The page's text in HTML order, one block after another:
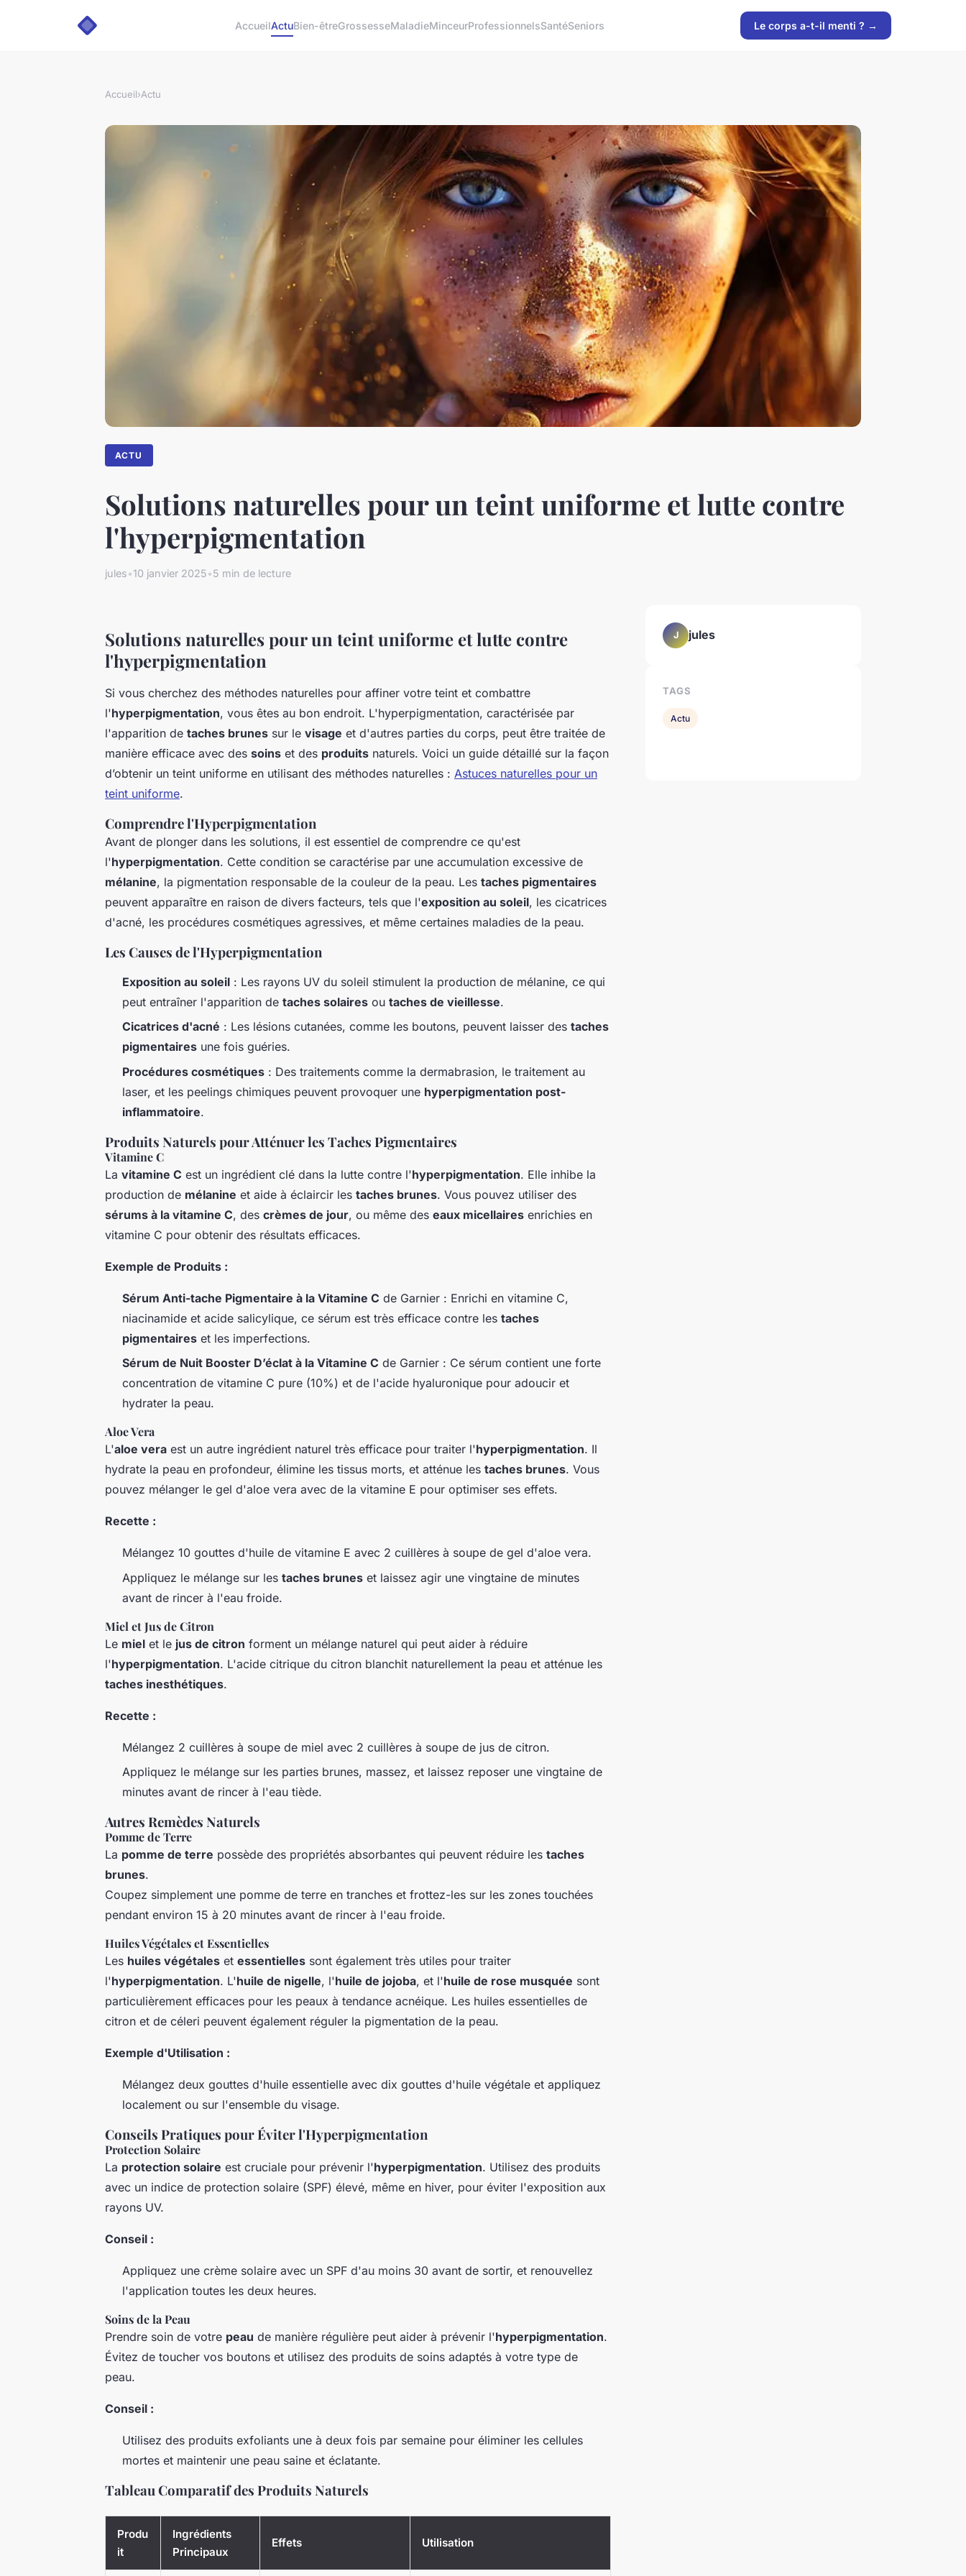
AccueilActuBien-êtreGrossesseMaladieMinceurProfessionnelsSantéSeniors Le corps a-t-il menti ? →
Accueil›Actu
ACTU
Solutions naturelles pour un teint uniforme et lutte contre
l'hyperpigmentation
jules•10 janvier 2025•5 min de lecture
Solutions naturelles pour un teint uniforme et lutte contre
l'hyperpigmentation
Si vous cherchez des méthodes naturelles pour affiner votre teint et combattre
l'hyperpigmentation, vous êtes au bon endroit. L'hyperpigmentation, caractérisée par
l'apparition de taches brunes sur le visage et d'autres parties du corps, peut être traitée de
manière efficace avec des soins et des produits naturels. Voici un guide détaillé sur la façon
d’obtenir un teint uniforme en utilisant des méthodes naturelles : Astuces naturelles pour un
teint uniforme.
Comprendre l'Hyperpigmentation
Avant de plonger dans les solutions, il est essentiel de comprendre ce qu'est
l'hyperpigmentation. Cette condition se caractérise par une accumulation excessive de
mélanine, la pigmentation responsable de la couleur de la peau. Les taches pigmentaires
peuvent apparaître en raison de divers facteurs, tels que l'exposition au soleil, les cicatrices
d'acné, les procédures cosmétiques agressives, et même certaines maladies de la peau.
Les Causes de l'Hyperpigmentation
Exposition au soleil : Les rayons UV du soleil stimulent la production de mélanine, ce qui
peut entraîner l'apparition de taches solaires ou taches de vieillesse.
Cicatrices d'acné : Les lésions cutanées, comme les boutons, peuvent laisser des taches
pigmentaires une fois guéries.
Procédures cosmétiques : Des traitements comme la dermabrasion, le traitement au
laser, et les peelings chimiques peuvent provoquer une hyperpigmentation post-
inflammatoire.
Produits Naturels pour Atténuer les Taches Pigmentaires
Vitamine C
La vitamine C est un ingrédient clé dans la lutte contre l'hyperpigmentation. Elle inhibe la
production de mélanine et aide à éclaircir les taches brunes. Vous pouvez utiliser des
sérums à la vitamine C, des crèmes de jour, ou même des eaux micellaires enrichies en
vitamine C pour obtenir des résultats efficaces.
Exemple de Produits :
Sérum Anti-tache Pigmentaire à la Vitamine C de Garnier : Enrichi en vitamine C,
niacinamide et acide salicylique, ce sérum est très efficace contre les taches
pigmentaires et les imperfections.
Sérum de Nuit Booster D’éclat à la Vitamine C de Garnier : Ce sérum contient une forte
concentration de vitamine C pure (10%) et de l'acide hyaluronique pour adoucir et
hydrater la peau.
Aloe Vera
L'aloe vera est un autre ingrédient naturel très efficace pour traiter l'hyperpigmentation. Il
hydrate la peau en profondeur, élimine les tissus morts, et atténue les taches brunes. Vous
pouvez mélanger le gel d'aloe vera avec de la vitamine E pour optimiser ses effets.
Recette :
Mélangez 10 gouttes d'huile de vitamine E avec 2 cuillères à soupe de gel d'aloe vera.
Appliquez le mélange sur les taches brunes et laissez agir une vingtaine de minutes
avant de rincer à l'eau froide.
Miel et Jus de Citron
Le miel et le jus de citron forment un mélange naturel qui peut aider à réduire
l'hyperpigmentation. L'acide citrique du citron blanchit naturellement la peau et atténue les
taches inesthétiques.
Recette :
Mélangez 2 cuillères à soupe de miel avec 2 cuillères à soupe de jus de citron.
Appliquez le mélange sur les parties brunes, massez, et laissez reposer une vingtaine de
minutes avant de rincer à l'eau tiède.
Autres Remèdes Naturels
Pomme de Terre
La pomme de terre possède des propriétés absorbantes qui peuvent réduire les taches
brunes.
Coupez simplement une pomme de terre en tranches et frottez-les sur les zones touchées
pendant environ 15 à 20 minutes avant de rincer à l'eau froide.
Huiles Végétales et Essentielles
Les huiles végétales et essentielles sont également très utiles pour traiter
l'hyperpigmentation. L'huile de nigelle, l'huile de jojoba, et l'huile de rose musquée sont
particulièrement efficaces pour les peaux à tendance acnéique. Les huiles essentielles de
citron et de céleri peuvent également réguler la pigmentation de la peau.
Exemple d'Utilisation :
Mélangez deux gouttes d'huile essentielle avec dix gouttes d'huile végétale et appliquez
localement ou sur l'ensemble du visage.
Conseils Pratiques pour Éviter l'Hyperpigmentation
Protection Solaire
La protection solaire est cruciale pour prévenir l'hyperpigmentation. Utilisez des produits
avec un indice de protection solaire (SPF) élevé, même en hiver, pour éviter l'exposition aux
rayons UV.
Conseil :
Appliquez une crème solaire avec un SPF d'au moins 30 avant de sortir, et renouvellez
l'application toutes les deux heures.
Soins de la Peau
Prendre soin de votre peau de manière régulière peut aider à prévenir l'hyperpigmentation.
Évitez de toucher vos boutons et utilisez des produits de soins adaptés à votre type de
peau.
Conseil :
Utilisez des produits exfoliants une à deux fois par semaine pour éliminer les cellules
mortes et maintenir une peau saine et éclatante.
Tableau Comparatif des Produits Naturels
Produ
it
Ingrédients
Principaux
Effets Utilisation
J jules
TAGS
Actu